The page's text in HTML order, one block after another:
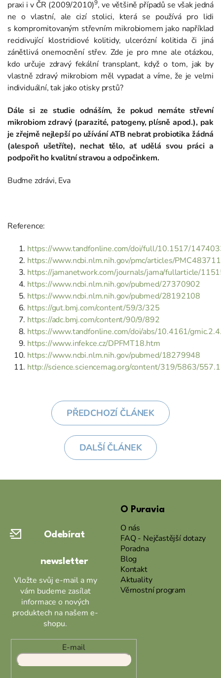
praxi i v ČR (2009/2010)9, ve většině případů se však jedná
ne o vlastní, ale cizí stolici, která se používá pro lidi
s kompromitovaným střevním mikrobiomem jako například
recidivující klostridiové kolitidy, ulcerózní kolitida či jiná
zánětlivá onemocnění střev. Zde je pro mne ale otázkou,
kdo určuje zdravý fekální transplant, když o tom, jak by
vlastně zdravý mikrobiom měl vypadat a víme, že je velmi
individuální, tak jako otisky prstů?
Dále si ze studie odnáším, že pokud nemáte střevní
mikrobiom zdravý (parazité, patogeny, plísně apod.), pak
je zřejmě nejlepší po užívání ATB nebrat probiotika žádná
(alespoň ušetříte), nechat tělo, ať udělá svou práci a
podpořit ho kvalitní stravou a odpočinkem.
Buďme zdrávi, Eva
Reference:
https://www.tandfonline.com/doi/full/10.1517/
https://www.ncbi.nlm.nih.gov/pmc/articles/
https://jamanetwork.com/journals/jama/fullarticle/
https://www.ncbi.nlm.nih.gov/pubmed/27370902
https://www.ncbi.nlm.nih.gov/pubmed/28192108
https://gut.bmj.com/content/59/3/325
https://adc.bmj.com/content/90/9/892
https://www.tandfonline.com/doi/abs/10.4161/
https://www.infekce.cz/DPFMT18.htm
https://www.ncbi.nlm.nih.gov/pubmed/18279948
http://science.sciencemag.org/content/319/5863/557.1
PŘEDCHOZÍ ČLÁNEK
DALŠÍ ČLÁNEK
Odebírat
newsletter
Vložte svůj e-mail a my
vám budeme zasílat
informace o nových
produktech na našem e-
shopu.
E-mail
O Puravia
O nás
FAQ - Nejčastější dotazy
Poradna
Blog
Kontakt
Aktuality
Věrnostní program